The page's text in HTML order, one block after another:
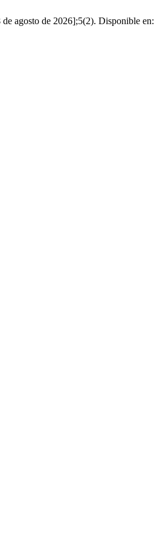
agosto de 2026];5(2). Disponible en: